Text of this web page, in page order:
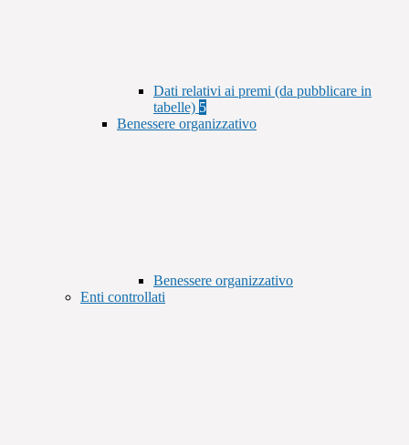
Dati relativi ai premi (da pubblicare in
tabelle) 5
Benessere organizzativo
Benessere organizzativo
Enti controllati